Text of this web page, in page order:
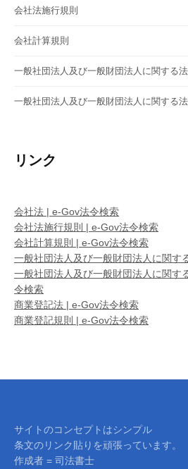
会社法施行規則
会社計算規則
一般社団法人及び一般財団法人に関する
一般社団法人及び一般財団法人に関する
リンク
会社法 | e-Gov法令検索
会社法施行規則 | e-Gov法令検索
会社計算規則 | e-Gov法令検索
一般社団法人及び一般財団法人に関す
一般社団法人及び一般財団法人に関す
令検索
商業登記法 | e-Gov法令検索
商業登記規則 | e-Gov法令検索
サイトのコンセプトはシンプル
条文のリンク貼りを頑張っています。
作成者 = 司法書士